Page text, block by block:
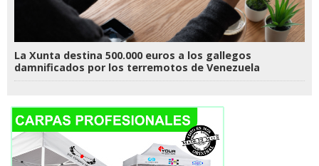
La Xunta destina 500.000 euros a los gallegos
damnificados por los terremotos de Venezuela